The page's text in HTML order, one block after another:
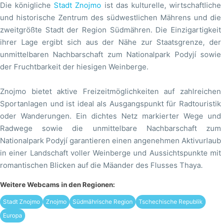
Die königliche Stadt Znojmo ist das kulturelle, wirtschaftliche
und historische Zentrum des südwestlichen Mährens und die
zweitgrößte Stadt der Region Südmähren. Die Einzigartigkeit
ihrer Lage ergibt sich aus der Nähe zur Staatsgrenze, der
unmittelbaren Nachbarschaft zum Nationalpark Podyjí sowie
der Fruchtbarkeit der hiesigen Weinberge.
Znojmo bietet aktive Freizeitmöglichkeiten auf zahlreichen
Sportanlagen und ist ideal als Ausgangspunkt für Radtouristik
oder Wanderungen. Ein dichtes Netz markierter Wege und
Radwege sowie die unmittelbare Nachbarschaft zum
Nationalpark Podyjí garantieren einen angenehmen Aktivurlaub
in einer Landschaft voller Weinberge und Aussichtspunkte mit
romantischen Blicken auf die Mäander des Flusses Thaya.
Weitere Webcams in den Regionen:
Stadt Znojmo Znojmo Südmährische Region
Tschechische Republik
Europa